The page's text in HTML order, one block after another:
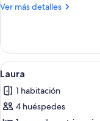
Ver más detalles
Más
Abrir
todas
las
fotos
10
Laura
1 habitación
4 huéspedes